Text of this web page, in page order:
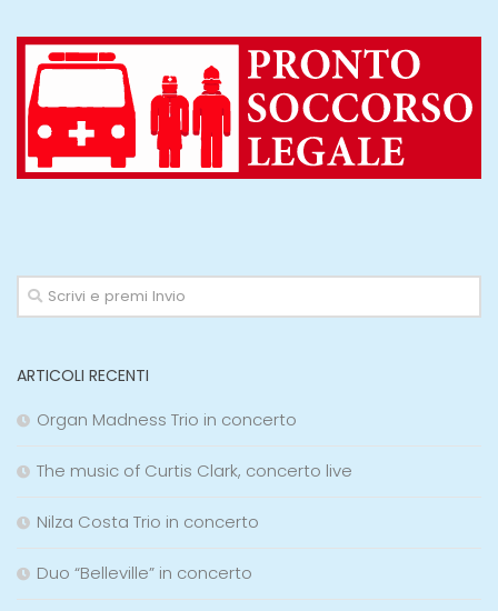
ARTICOLI RECENTI
Organ Madness Trio in concerto
The music of Curtis Clark, concerto live
Nilza Costa Trio in concerto
Duo “Belleville” in concerto